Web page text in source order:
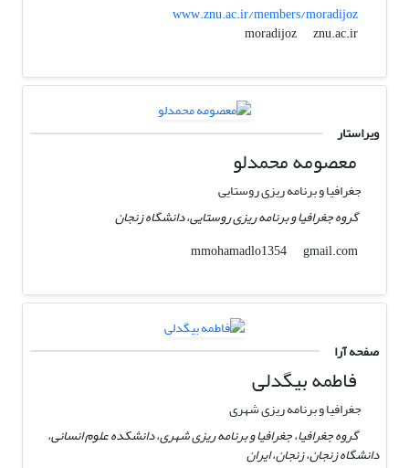
www.znu.ac.ir/members/moradijoz
moradijoz
znu.ac.ir
ویراستار
معصومه محمدلو
جغرافیا و برنامه ریزی روستایی
گروه جغرافیا و برنامه ریزی روستایی، دانشگاه زنجان
mmohamadlo1354
gmail.com
صفحه آرا
فاطمه بیگدلی
جغرافیا و برنامه ریزی شهری
گروه جغرافیا، جغرافیا و برنامه ریزی شهری، دانشکده علوم انسانی،
دانشگاه زنجان، زنجان، ایران